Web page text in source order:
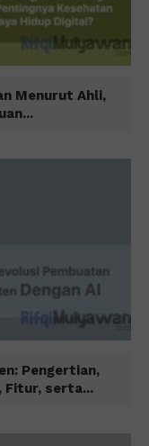
Menurut Ahli,
Pengertian,
Fitur, serta...